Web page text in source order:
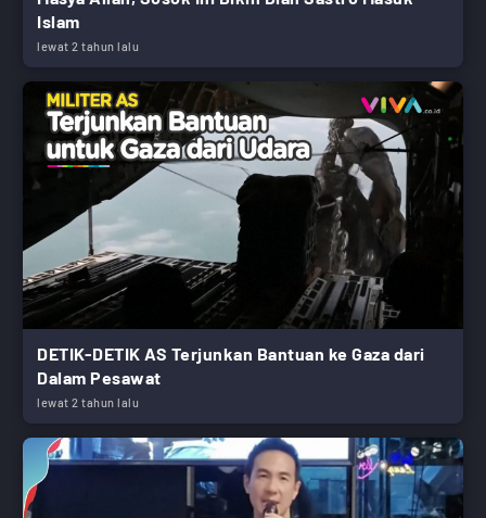
Islam
lewat 2 tahun lalu
DETIK-DETIK AS Terjunkan Bantuan ke Gaza dari
Dalam Pesawat
lewat 2 tahun lalu